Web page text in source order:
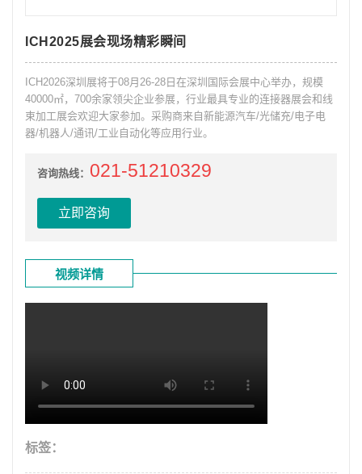
ICH2025展会现场精彩瞬间
ICH2026深圳展将于08月26-28日在深圳国际会展中心举办，规模
40000㎡，700余家领尖企业参展，行业最具专业的连接器展会和线
束加工展会欢迎大家参加。采购商来自新能源汽车/光储充/电子电
器/机器人/通讯/工业自动化等应用行业。
咨询热线： 021-51210329
立即咨询
视频详情
标签：